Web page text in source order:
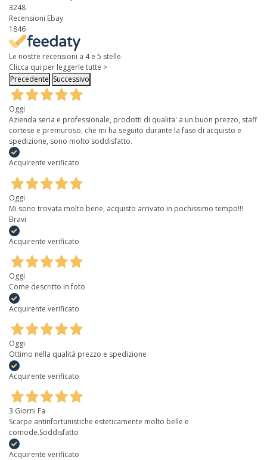
3248
Recensioni Ebay
1846
Le nostre recensioni a 4 e 5 stelle.
Clicca qui per leggerle tutte >
Precedente Successivo
Oggi
Azienda seria e professionale, prodotti di qualita' a un buon prezzo, staff
cortese e premuroso, che mi ha seguito durante la fase di acquisto e
spedizione, sono molto soddisfatto.
Acquirente verificato
Oggi
Mi sono trovata molto bene, acquisto arrivato in pochissimo tempo!!!
Bravi
Acquirente verificato
Oggi
Come descritto in foto
Acquirente verificato
Oggi
Ottimo nella qualità prezzo e spedizione
Acquirente verificato
3 Giorni Fa
Scarpe antinfortunistiche esteticamente molto belle e
comode.Soddisfatto
Acquirente verificato